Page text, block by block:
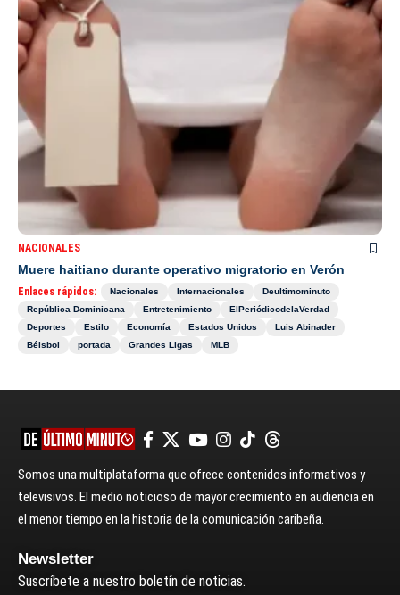
NACIONALES
Muere haitiano durante operativo migratorio en Verón
Enlaces rápidos: Nacionales Internacionales
Deultimominuto
República Dominicana
Entretenimiento
ElPeriódicodelaVerdad
Deportes
Estilo Economía Estados Unidos
Luis Abinader
Béisbol
portada Grandes Ligas MLB
Somos una multiplataforma que ofrece contenidos informativos y
televisivos. El medio noticioso de mayor crecimiento en audiencia en
el menor tiempo en la historia de la comunicación caribeña.
Newsletter
Suscríbete a nuestro boletín de noticias.